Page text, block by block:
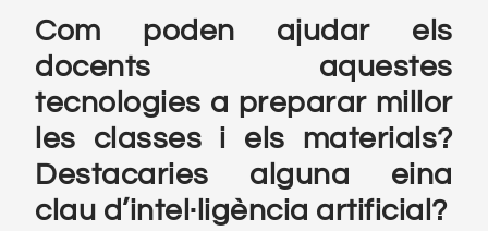
Com poden ajudar els
docents aquestes
tecnologies a preparar millor
les classes i els materials?
Destacaries alguna eina
clau d’intel·ligència artificial?